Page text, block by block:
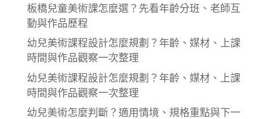
板橋兒童美術課怎麼選？先看年齡分班、老師互
動與作品歷程
幼兒美術課程設計怎麼規劃？年齡、媒材、上課
時間與作品觀察一次整理
幼兒美術課程設計怎麼規劃？年齡、媒材、上課
時間與作品觀察一次整理
幼兒美術怎麼判斷？適用情境、規格重點與下一